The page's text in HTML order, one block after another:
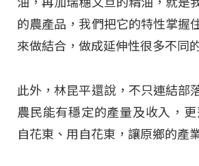
的農產品，我們把它的特性掌握
來做結合，做成延伸性很多不同
此外，林昆平還說，不只連結部
農民能有穩定的產量及收入，更
自花東、用自花東，讓原鄉的產